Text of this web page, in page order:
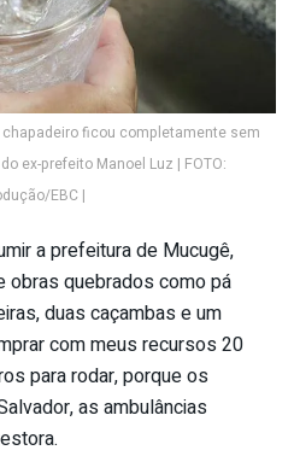
ficou completamente sem
ex-prefeito Manoel Luz | FOTO:
EBC |
a prefeitura de Mucugê,
obras quebrados como pá
duas caçambas e um
com meus recursos 20
para rodar, porque os
as ambulâncias